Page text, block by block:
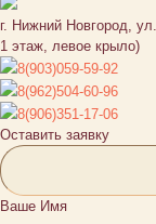
г. Нижний Новгород,
1 этаж, левое крыло)
8(903)059-59-92
8(962)504-60-96
8(906)351-17-06
Оставить заявку
Ваше Имя